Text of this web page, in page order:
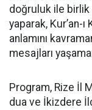
doğruluk ile
yaparak, Kur’an-
anlamını
mesajları
Program, Rize İl
dua ve İkizdere